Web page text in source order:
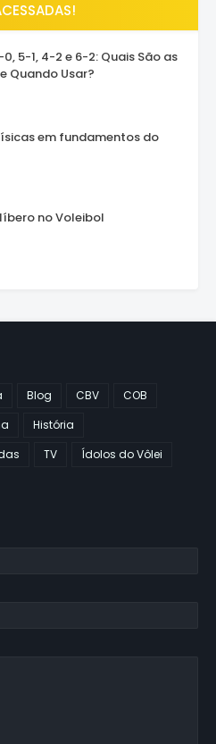
5-1, 4-2 e 6-2: Quais São as
Quando Usar?
em fundamentos do
no Voleibol
Blog CBV
COB
História
TV Ídolos do Vôlei